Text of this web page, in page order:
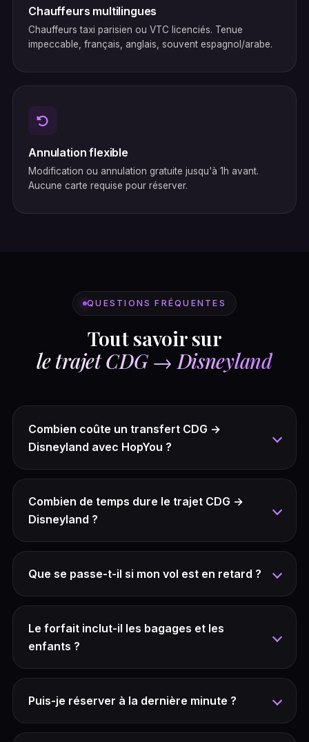
Chauffeurs multilingues
Chauffeurs taxi parisien ou VTC licenciés. Tenue
impeccable, français, anglais, souvent espagnol/arabe.
Annulation flexible
Modification ou annulation gratuite jusqu'à 1h avant.
Aucune carte requise pour réserver.
QUESTIONS FRÉQUENTES
Tout savoir sur
le trajet CDG → Disneyland
Combien coûte un transfert CDG →
Disneyland avec HopYou ?
Combien de temps dure le trajet CDG →
Disneyland ?
Que se passe-t-il si mon vol est en retard ?
Le forfait inclut-il les bagages et les
enfants ?
Puis-je réserver à la dernière minute ?